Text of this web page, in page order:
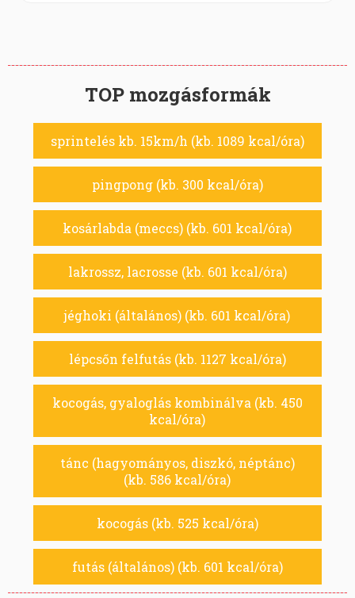
TOP mozgásformák
sprintelés kb. 15km/h (kb. 1089 kcal/óra)
pingpong (kb. 300 kcal/óra)
kosárlabda (meccs) (kb. 601 kcal/óra)
lakrossz, lacrosse (kb. 601 kcal/óra)
jéghoki (általános) (kb. 601 kcal/óra)
lépcsőn felfutás (kb. 1127 kcal/óra)
kocogás, gyaloglás kombinálva (kb. 450
kcal/óra)
tánc (hagyományos, diszkó, néptánc)
(kb. 586 kcal/óra)
kocogás (kb. 525 kcal/óra)
futás (általános) (kb. 601 kcal/óra)